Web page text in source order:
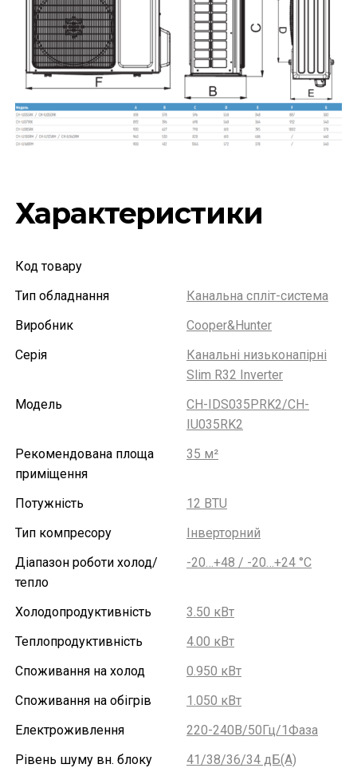
Характеристики
Код товару
Тип обладнання
Канальна спліт-система
Виробник
Cooper&Hunter
Серія
Канальні низьконапірні
Slim R32 Inverter
Модель
CH-IDS035PRK2/CH-
IU035RK2
Рекомендована площа
приміщення
35 м²
Потужність
12 BTU
Тип компресору
Інверторний
Діапазон роботи холод/
тепло
-20…+48 / -20…+24 °С
Холодопродуктивність
3.50 кВт
Теплопродуктивність
4.00 кВт
Споживання на холод
0.950 кВт
Споживання на обігрів
1.050 кВт
Електроживлення
220-240В/50Гц/1Фаза
Рівень шуму вн. блоку
41/38/36/34 дБ(А)